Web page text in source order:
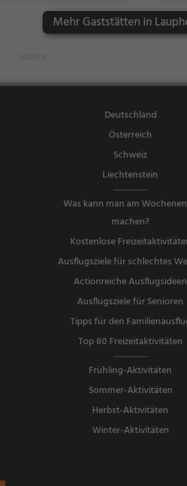
/ Getränke
Mehr Gaststätten in
Deutschland
Österreich
Schweiz
Liechtenstein
Was kann man am
machen?
Kostenlose
Ausflugsziele für schlechtes
Actionreiche Ausflugsideen
Ausflugsziele für Senioren
Tipps für den
Top 80 Freizeitaktivitäten
Frühling-Aktivitäten
Sommer-Aktivitäten
Herbst-Aktivitäten
Winter-Aktivitäten